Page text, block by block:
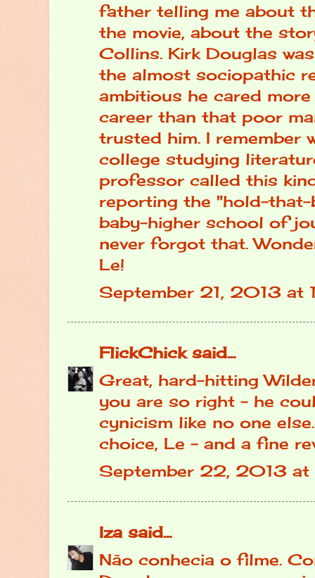
father telling me about
the movie, about the
Collins. Kirk Douglas
the almost sociopathic
ambitious he cared
career than that poor
trusted him. I remember
college studying
professor called this
reporting the "hold-that-
baby-higher school of
never forgot that.
Le!
September 21, 2013 at
FlickChicksaid...
Great, hard-hitting
you are so right - he
cynicism like no one
choice, Le - and a fine
September 22, 2013 at
Iza said...
Não conhecia o filme.